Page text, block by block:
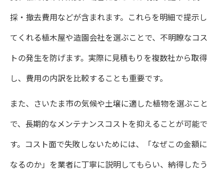
緑化助成金を活用した植栽費用の節約術
採・撤去費用などが含まれます。これらを明細で提示し
てくれる植木屋や造園会社を選ぶことで、不明瞭なコス
トの発生を防げます。実際に見積もりを複数社から取得
し、費用の内訳を比較することも重要です。
また、さいたま市の気候や土壌に適した植物を選ぶこと
で、長期的なメンテナンスコストを抑えることが可能で
す。コスト面で失敗しないためには、「なぜこの金額に
なるのか」を業者に丁寧に説明してもらい、納得したう